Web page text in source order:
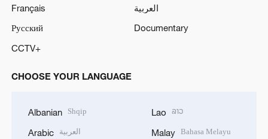
Français
العربية
Русский
Documentary
CCTV+
CHOOSE YOUR LANGUAGE
Albanian Shqip
Arabic العربية
Lao ລາວ
Malay Bahasa Melayu